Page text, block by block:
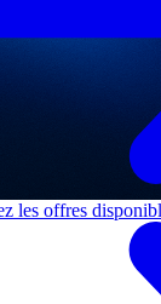
les offres